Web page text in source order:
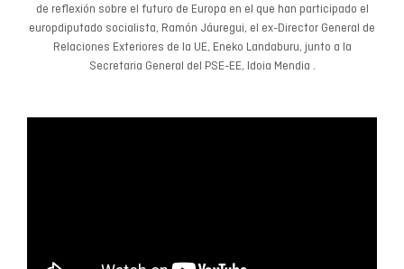
de reflexión sobre el futuro de Europa en el que han participado el
europdiputado socialista, Ramón Jáuregui, el ex-Director General de
Relaciones Exteriores de la UE, Eneko Landaburu, junto a la
Secretaria General del PSE-EE, Idoia Mendia .